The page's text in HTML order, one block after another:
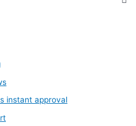
instant approval